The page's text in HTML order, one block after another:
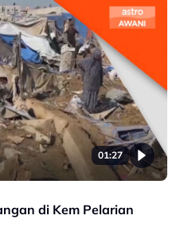
01:27
di Kem Pelarian